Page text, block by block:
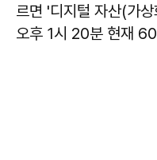
르면 '디지털 자산(가
오후 1시 20분 현재